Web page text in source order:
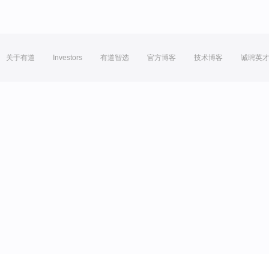
关于有道 Investors 有道智选 官方博客 技术博客 诚聘英才